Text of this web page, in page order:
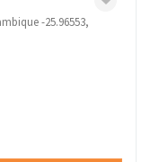
-25.96553,